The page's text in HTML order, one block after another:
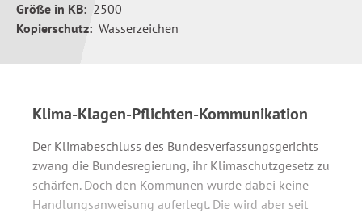
Größe in KB: 2500
Kopierschutz: Wasserzeichen
Klima-Klagen-Pflichten-Kommunikation
Der Klimabeschluss des Bundesverfassungsgerichts
zwang die Bundesregierung, ihr Klimaschutzgesetz zu
schärfen. Doch den Kommunen wurde dabei keine
Handlungsanweisung auferlegt. Die wird aber seit